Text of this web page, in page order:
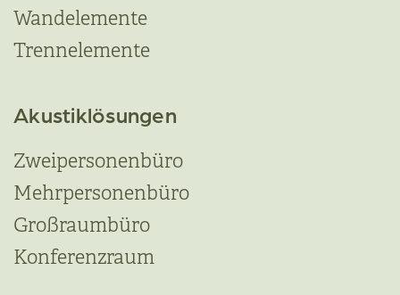
Wandelemente
Trennelemente
Akustiklösungen
Zweipersonenbüro
Mehrpersonenbüro
Großraumbüro
Konferenzraum